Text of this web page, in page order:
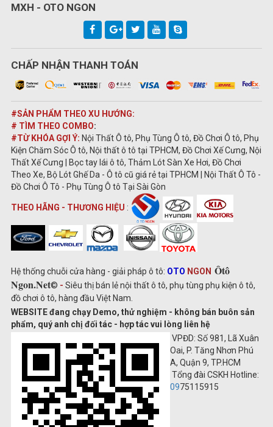
MXH - OTO NGON
CHẤP NHẬN THANH TOÁN
#SẢN PHẨM THEO XU HƯỚNG:
# TÌM THEO COMBO:
#TỪ KHÓA GỢI Ý: Nội Thất Ô tô, Phụ Tùng Ô tô, Đồ Chơi Ô tô, Phụ
Kiện Chăm Sóc Ô tô, Nội thất ô tô tại TPHCM, Đồ Chơi Xế Cưng, Nội
Thất Xế Cưng | Bọc tay lái ô tô, Thảm Lót Sàn Xe Hơi, Đồ Chơi
Theo Xe, Bộ Lót Ghế Da - Ô tô cũ giá rẻ tại TPHCM | Nội Thất Ô Tô -
Đồ Chơi Ô Tô - Phụ Tùng Ô tô Tại Sài Gòn
THEO HÃNG - THƯƠNG HIỆU :
Hệ thống chuỗi cửa hàng - giải pháp ô tô: OTO NGON Ôtô
Ngon.Net© - Siêu thị bán lẻ nội thất ô tô, phụ tùng phụ kiện ô tô,
đồ chơi ô tô, hàng đầu Việt Nam.
WEBSITE đang chạy Demo, thử nghiệm - không bán buôn sản
phẩm, quý anh chị đối tác - hợp tác vui lòng liên hệ
VPĐD: Số 981, Lã Xuân
Oai, P. Tăng Nhơn Phú
A, Quận 9, TP.HCM
Tổng đài CSKH Hotline:
0975115915